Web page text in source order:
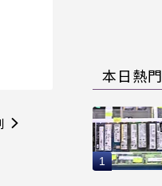
本日熱門